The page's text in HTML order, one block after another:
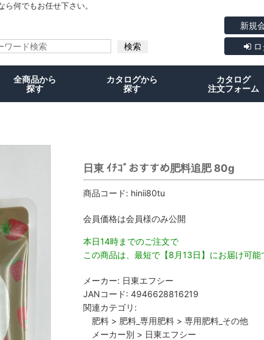
何でもお任せ下さい。
新規
ロ
全商品から
探す
カタログから
探す
カタログ
注文フォーム
日東 ｲﾁｺﾞおすすめ肥料追肥 80g
商品コード: hinii80tu
会員価格は会員様のみ公開
本日14時までのご注文で
この商品は、最短で【8月13日】にお届け可能
メーカー: 日東エフシー
JANコード: 4946628816219
関連カテゴリ:
肥料> 肥料_専用肥料> 専用肥料_その他
メーカー別 > 日東エフシー